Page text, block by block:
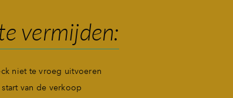
vermijden:
niet te vroeg uitvoeren
van de verkoop